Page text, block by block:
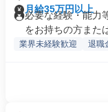
月給35万円以上
必要な経験・能力
をお持ちの方また
業界未経験歓迎 退職